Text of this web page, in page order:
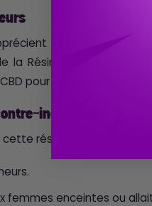
la texture facile
la Résine CBD
pour ses qualités
indications
résine nécessite
femmes enceintes ou